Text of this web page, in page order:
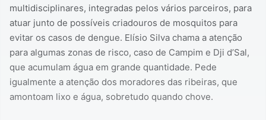
multidisciplinares, integradas pelos vários parceiros, para
atuar junto de possíveis criadouros de mosquitos para
evitar os casos de dengue. Elísio Silva chama a atenção
para algumas zonas de risco, caso de Campim e Dji d’Sal,
que acumulam água em grande quantidade. Pede
igualmente a atenção dos moradores das ribeiras, que
amontoam lixo e água, sobretudo quando chove.